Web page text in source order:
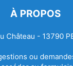
À PROPOS
Château - 13790
ou